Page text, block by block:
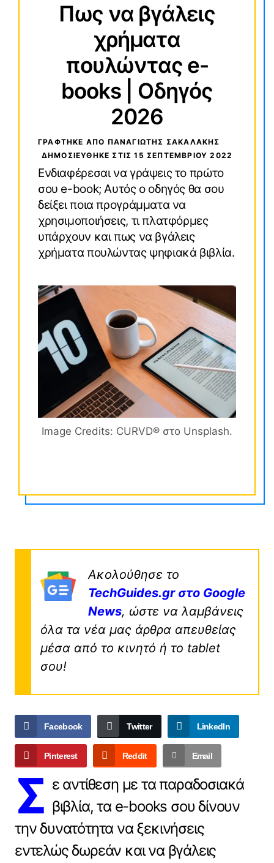
Πως να βγάλεις
χρήματα
πουλώντας e-
books | Οδηγός
2026
ΓΡΑΦΤΗΚΕ ΑΠΟ ΠΑΝΑΓΙΏΤΗΣ ΣΑΚΑΛΆΚΗΣ
ΔΗΜΟΣΙΕΥΘΗΚΕ ΣΤΙΣ15 ΣΕΠΤΕΜΒΡΊΟΥ 2022
Ενδιαφέρεσαι να γράψεις το πρώτο
σου e-book; Αυτός ο οδηγός θα σου
δείξει ποια προγράμματα να
χρησιμοποιήσεις, τι πλατφόρμες
υπάρχουν και πως να βγάλεις
χρήματα πουλώντας ψηφιακά βιβλία.
Image Credits: CURVD® στο Unsplash.
Ακολούθησε το
TechGuides.gr στο Google
News, ώστε να λαμβάνεις
όλα τα νέα μας άρθρα απευθείας
μέσα από το κινητό ή το tablet
σου!
Facebook Twitter LinkedIn
Pinterest Reddit Email
Σ ε αντίθεση με τα παραδοσιακά
βιβλία, τα e-books σου δίνουν
την δυνατότητα να ξεκινήσεις
εντελώς δωρεάν και να βγάλεις